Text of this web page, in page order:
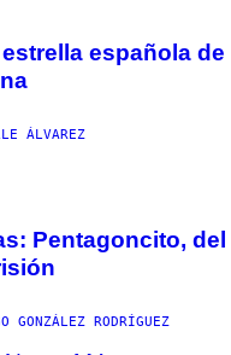
española
ÁLVAREZ
Pentagoncito,
GONZÁLEZ RODRÍGUEZ